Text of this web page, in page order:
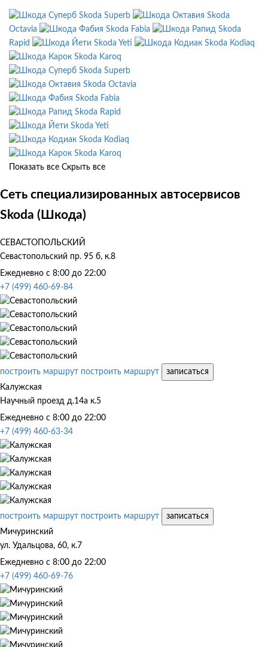
Skoda Superb
Skoda
Octavia
Skoda Fabia
Skoda
Rapid
Skoda Yeti
Skoda Kodiaq
Skoda Karoq
Skoda Superb
Skoda Octavia
Skoda Fabia
Skoda Rapid
Skoda Yeti
Skoda Kodiaq
Skoda Karoq
Показать все Скрыть все
Сеть специализированных автосервисов
Skoda (Шкода)
СЕВАСТОПОЛЬСКИЙ
Севастопольский пр. 95 б, к.8
Ежедневно с 8:00 до 22:00
+7 (499) 460-69-84
построить маршрут построить маршрут
записаться
Калужская
Научный проезд д.14а к.5
Ежедневно с 8:00 до 22:00
+7 (499) 460-63-34
построить маршрут построить маршрут
записаться
Мичуринский
ул. Удальцова, 60, к.7
Ежедневно с 8:00 до 22:00
+7 (499) 460-69-76